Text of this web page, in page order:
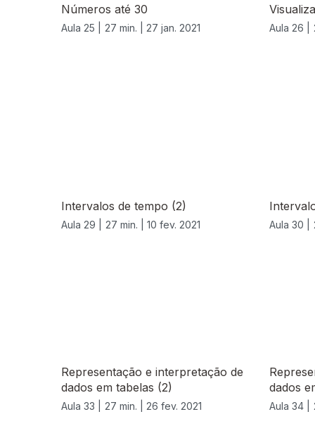
Números até 30
Aula 25 | 27 min. | 27 jan. 2021 Aula 26 |
Intervalos de tempo (2)
Aula 29 | 27 min. | 10 fev. 2021 Aula 30 |
Representação e interpretação de
dados em tabelas (2)
Aula 33 | 27 min. | 26 fev. 2021
dados
Aula 34 |